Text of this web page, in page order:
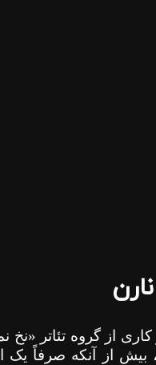
از گروه تئاتر «نخ
از آنکه صرفاً یک